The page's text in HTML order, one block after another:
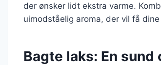
der ønsker lidt ekstra varme.
uimodståelig aroma, der vil få
Bagte laks: En